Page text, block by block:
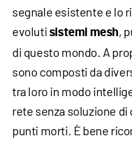
segnale esistente e lo
evoluti sistemi mesh,
di questo mondo. A
sono composti da
tra loro in modo
rete senza soluzione
punti morti. È bene